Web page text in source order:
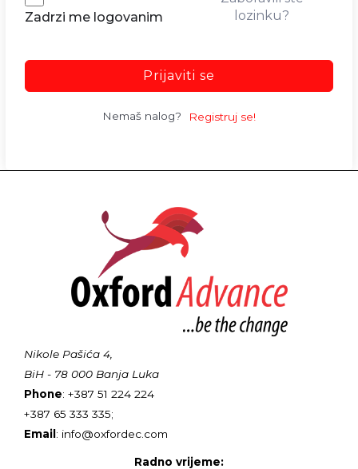
Zadrzi me logovanim
lozinku?
Prijaviti se
Nemaš nalog? Registruj se!
Nikole Pašića 4,
BiH - 78 000 Banja Luka
Phone: +387 51 224 224
+387 65 333 335;
Email: info@oxfordec.com
Radno vrijeme: